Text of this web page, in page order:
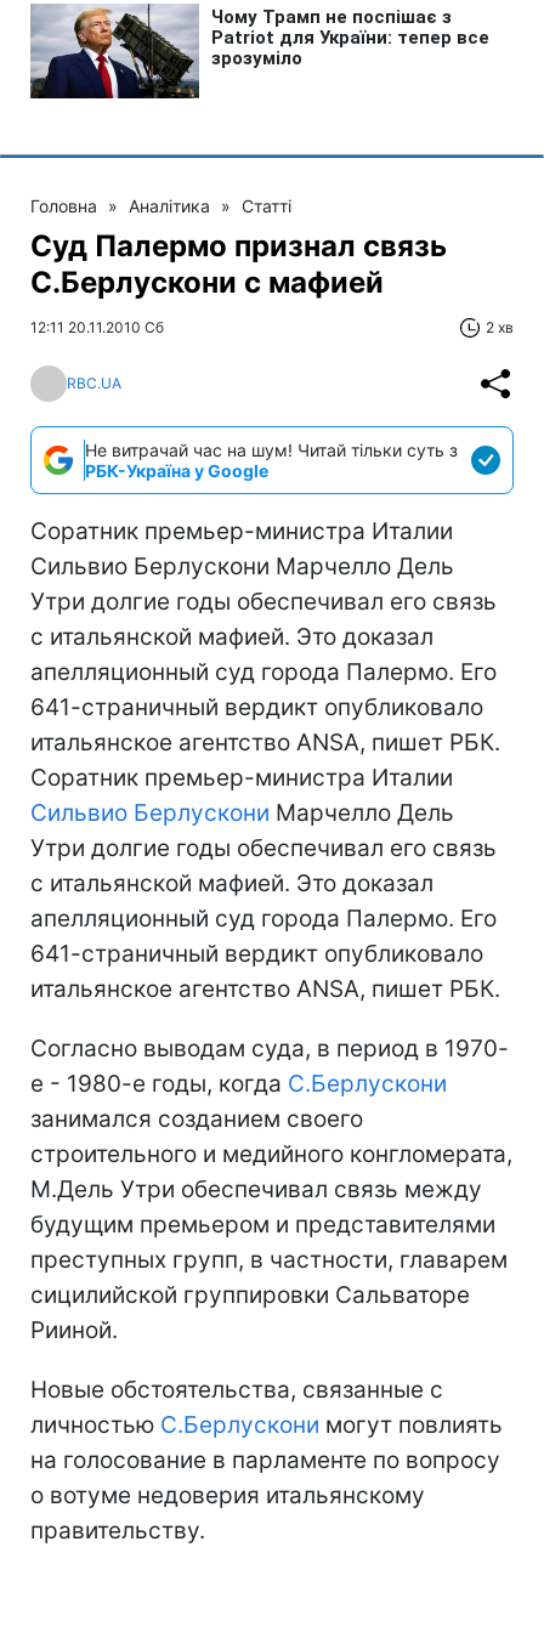
Головна » Аналітика » Статті
Суд Палермо признал связь
С.Берлускони с мафией
12:11 20.11.2010 Сб 2 хв
RBC.UA
Не витрачай час на шум! Читай тільки суть з
РБК-Україна у Google
Cоратник премьер-министра Италии
Сильвио Берлускони Марчелло Дель
Утри долгие годы обеспечивал его связь
с итальянской мафией. Это доказал
апелляционный суд города Палермо. Его
641-страничный вердикт опубликовало
итальянское агентство ANSA, пишет РБК.
Cоратник премьер-министра Италии
Сильвио Берлускони Марчелло Дель
Утри долгие годы обеспечивал его связь
с итальянской мафией. Это доказал
апелляционный суд города Палермо. Его
641-страничный вердикт опубликовало
итальянское агентство ANSA, пишет РБК.
Согласно выводам суда, в период в 1970-
е - 1980-е годы, когда С.Берлускони
занимался созданием своего
строительного и медийного конгломерата,
М.Дель Утри обеспечивал связь между
будущим премьером и представителями
преступных групп, в частности, главарем
сицилийской группировки Сальваторе
Рииной.
Новые обстоятельства, связанные с
личностью С.Берлускони могут повлиять
на голосование в парламенте по вопросу
о вотуме недоверия итальянскому
правительству.